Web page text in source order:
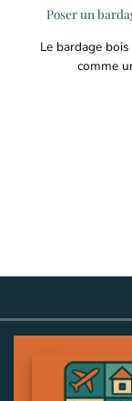
Poser un
Le bardage
comme